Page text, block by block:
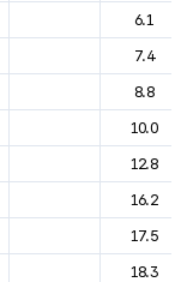
6.1
7.4
8.8
10.0
12.8
16.2
17.5
18.3